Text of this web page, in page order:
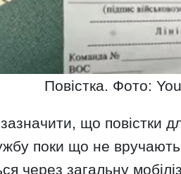
Повістка. Фото:
що повістки
поки що не
через загальну